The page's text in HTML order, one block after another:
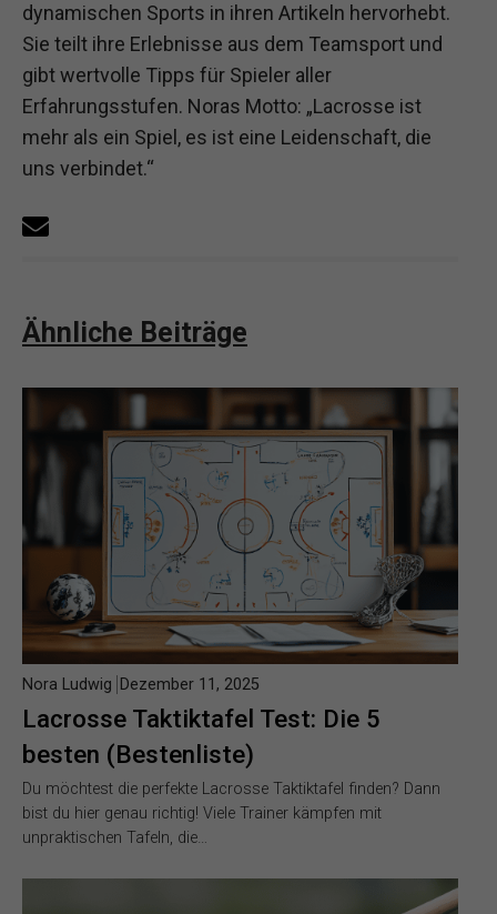
dynamischen Sports in ihren Artikeln hervorhebt.
Sie teilt ihre Erlebnisse aus dem Teamsport und
gibt wertvolle Tipps für Spieler aller
Erfahrungsstufen. Noras Motto: „Lacrosse ist
mehr als ein Spiel, es ist eine Leidenschaft, die
uns verbindet.“
Ähnliche Beiträge
Lacrosse Taktiktafel Test: Die 5
besten (Bestenliste)
Nora Ludwig Dezember 11, 2025
Du möchtest die perfekte Lacrosse Taktiktafel finden? Dann
bist du hier genau richtig! Viele Trainer kämpfen mit
unpraktischen Tafeln, die…